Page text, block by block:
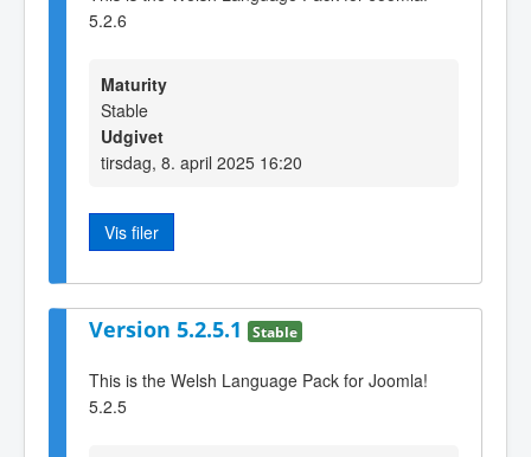
5.2.6
Maturity
Stable
Udgivet
tirsdag, 8. april 2025 16:20
Vis filer
Version 5.2.5.1 Stable
This is the Welsh Language Pack for Joomla!
5.2.5